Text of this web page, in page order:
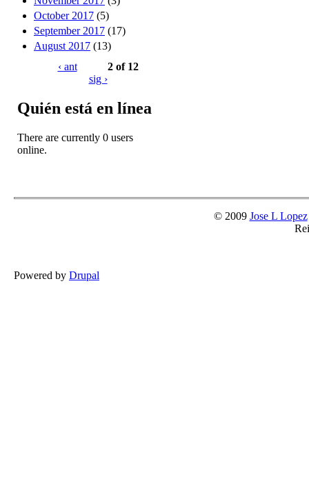
October 2017 (5)
September 2017 (17)
August 2017 (13)
‹ ant
2 of 12
sig ›
Quién está en línea
There are currently 0 users
online.
© 2009 Jose L Lopez
Powered by Drupal